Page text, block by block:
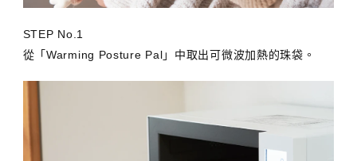
STEP No.1
從「Warming Posture Pal」中取出可微波加熱的珠袋。